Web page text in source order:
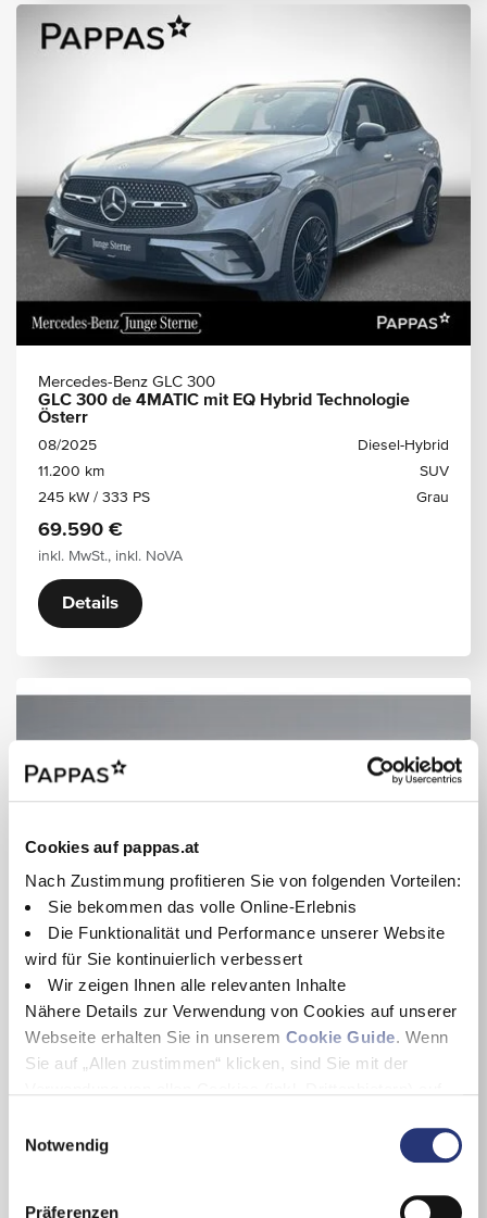
Cookies auf pappas.at
Nach Zustimmung profitieren Sie von folgenden Vorteilen:
Sie bekommen das volle Online-Erlebnis
Die Funktionalität und Performance unserer Website
wird für Sie kontinuierlich verbessert
Wir zeigen Ihnen alle relevanten Inhalte
Nähere Details zur Verwendung von Cookies auf unserer
Webseite erhalten Sie in unserem Cookie Guide. Wenn
Sie auf „Allen zustimmen“ klicken, sind Sie mit der
diese Webseite auch in Zukunft zu verbessern und
Wenn Sie nur einzelne Cookies erlauben wollen, können
Notwendig
Präferenzen
Mercedes-Benz GLC 300
GLC 300 de 4MATIC mit EQ Hybrid Technologie
Österr
08/2025
Diesel-Hybrid
11.200 km
SUV
245 kW / 333 PS
Grau
69.590 €
inkl. MwSt., inkl. NoVA
Details
Mercedes-Benz Vito
Vito 116 CDI Kombi 4x4 PRO Extralang
Van
120 kW / 163 PS
Grau
inkl. MwSt.